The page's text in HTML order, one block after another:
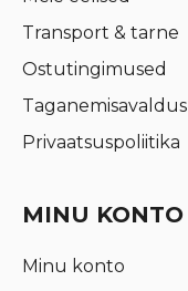
Transport & tarne
Ostutingimused
Taganemisavaldus
Privaatsuspoliitika
MINU KONTO
Minu konto